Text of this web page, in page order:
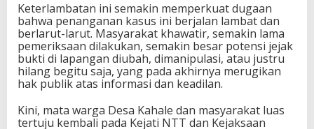
Keterlambatan ini semakin memperkuat dugaan
bahwa penanganan kasus ini berjalan lambat dan
berlarut-larut. Masyarakat khawatir, semakin lama
pemeriksaan dilakukan, semakin besar potensi jejak
bukti di lapangan diubah, dimanipulasi, atau justru
hilang begitu saja, yang pada akhirnya merugikan
hak publik atas informasi dan keadilan.
Kini, mata warga Desa Kahale dan masyarakat luas
tertuju kembali pada Kejati NTT dan Kejaksaan